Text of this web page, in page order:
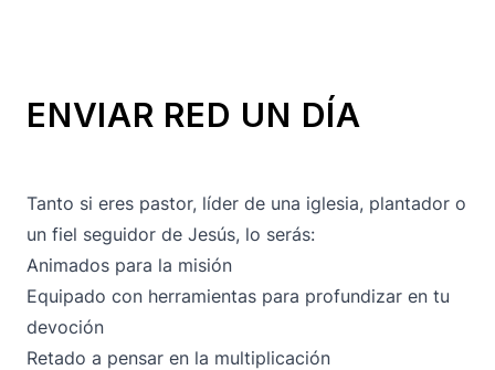
ENVIAR RED UN DÍA
Tanto si eres pastor, líder de una iglesia, plantador o
un fiel seguidor de Jesús, lo serás:
Animados para la misión
Equipado con herramientas para profundizar en tu
devoción
Retado a pensar en la multiplicación